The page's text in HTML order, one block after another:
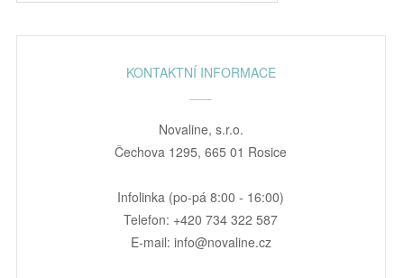
KONTAKTNÍ INFORMACE
Novaline, s.r.o.
Čechova 1295, 665 01 Rosice
Infolinka (po-pá 8:00 - 16:00)
Telefon: +420 734 322 587
E-mail: info@novaline.cz